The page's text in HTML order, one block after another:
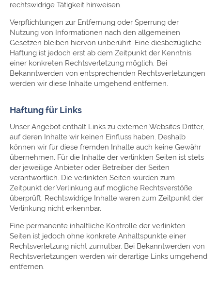
rechtswidrige Tätigkeit hinweisen.
Verpflichtungen zur Entfernung oder Sperrung der
Nutzung von Informationen nach den allgemeinen
Gesetzen bleiben hiervon unberührt. Eine diesbezügliche
Haftung ist jedoch erst ab dem Zeitpunkt der Kenntnis
einer konkreten Rechtsverletzung möglich. Bei
Bekanntwerden von entsprechenden Rechtsverletzungen
werden wir diese Inhalte umgehend entfernen.
Haftung für Links
Unser Angebot enthält Links zu externen Websites Dritter,
auf deren Inhalte wir keinen Einfluss haben. Deshalb
können wir für diese fremden Inhalte auch keine Gewähr
übernehmen. Für die Inhalte der verlinkten Seiten ist stets
der jeweilige Anbieter oder Betreiber der Seiten
verantwortlich. Die verlinkten Seiten wurden zum
Zeitpunkt der Verlinkung auf mögliche Rechtsverstöße
überprüft. Rechtswidrige Inhalte waren zum Zeitpunkt der
Verlinkung nicht erkennbar.
Eine permanente inhaltliche Kontrolle der verlinkten
Seiten ist jedoch ohne konkrete Anhaltspunkte einer
Rechtsverletzung nicht zumutbar. Bei Bekanntwerden von
Rechtsverletzungen werden wir derartige Links umgehend
entfernen.